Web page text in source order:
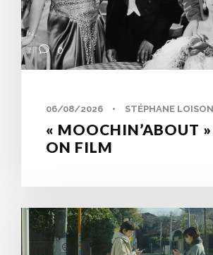
0
06/08/2026 • STÉPHANE LOISON
« MOOCHIN’ABOUT
ON FILM